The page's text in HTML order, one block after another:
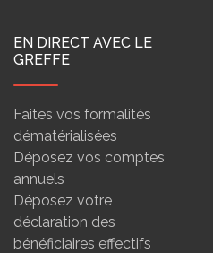
EN DIRECT AVEC LE
GREFFE
Faites vos formalités
dématérialisées
Déposez vos comptes
annuels
Déposez votre
déclaration des
bénéficiaires effectifs